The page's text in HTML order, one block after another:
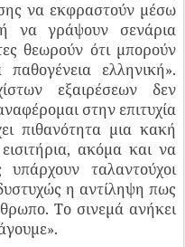
να εκφραστούν μέσω
να γράψουν σενάρια
θεωρούν ότι μπορούν
ελληνική».
εξαιρέσεων δεν
στην επιτυχία
πιθανότητα μια κακή
ακόμα και να
ταλαντούχοι
η αντίληψη πως
Το σινεμά ανήκει